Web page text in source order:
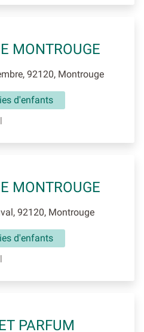
MONTROUGE
92120, Montrouge
d'enfants
MONTROUGE
92120, Montrouge
d'enfants
PARFUM